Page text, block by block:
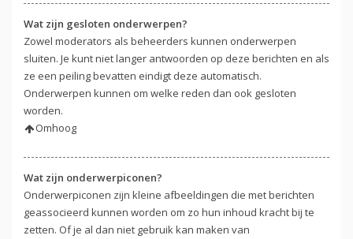
Wat zijn gesloten onderwerpen?
Zowel moderators als beheerders kunnen onderwerpen
sluiten. Je kunt niet langer antwoorden op deze berichten en als
ze een peiling bevatten eindigt deze automatisch.
Onderwerpen kunnen om welke reden dan ook gesloten
worden.
Omhoog
Wat zijn onderwerpiconen?
Onderwerpiconen zijn kleine afbeeldingen die met berichten
geassocieerd kunnen worden om zo hun inhoud kracht bij te
zetten. Of je al dan niet gebruik kan maken van